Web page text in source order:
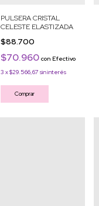
PULSERA CRISTAL
CELESTE ELASTIZADA
$88.700
$70.960 con Efectivo
3 x$29.566,67 sin interés
Comprar